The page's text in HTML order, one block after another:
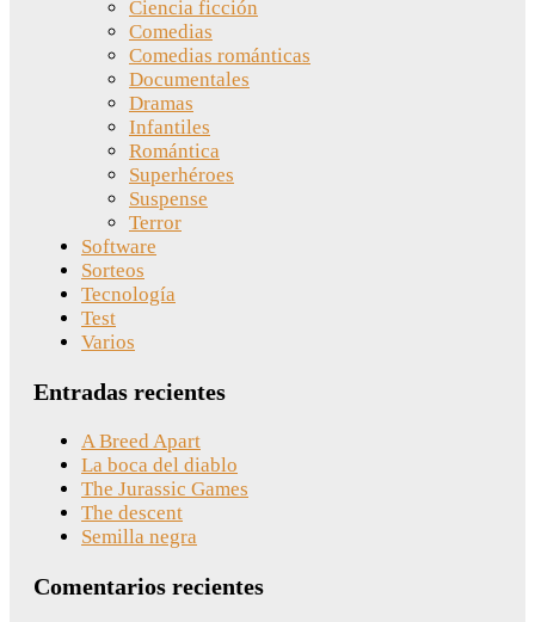
Ciencia ficción
Comedias
Comedias románticas
Documentales
Dramas
Infantiles
Romántica
Superhéroes
Suspense
Terror
Software
Sorteos
Tecnología
Test
Varios
Entradas recientes
A Breed Apart
La boca del diablo
The Jurassic Games
The descent
Semilla negra
Comentarios recientes